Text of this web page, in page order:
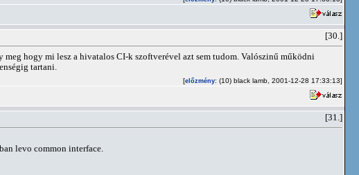
[30.]
hogy mi lesz a hivatalos CI-k szoftverével azt sem tudom. Valószinű működni
tartani.
[előzmény: (10) black lamb, 2001-12-28 17:33:13]
[31.]
levo common interface.